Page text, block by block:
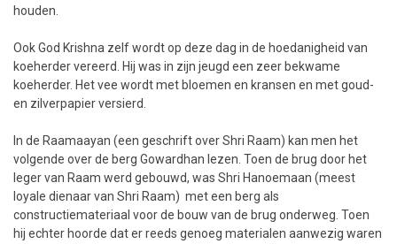
houden.
Ook God Krishna zelf wordt op deze dag in de hoedanigheid van
koeherder vereerd. Hij was in zijn jeugd een zeer bekwame
koeherder. Het vee wordt met bloemen en kransen en met goud-
en zilverpapier versierd.
In de Raamaayan (een geschrift over Shri Raam) kan men het
volgende over de berg Gowardhan lezen. Toen de brug door het
leger van Raam werd gebouwd, was Shri Hanoemaan (meest
loyale dienaar van Shri Raam) met een berg als
constructiemateriaal voor de bouw van de brug onderweg. Toen
hij echter hoorde dat er reeds genoeg materialen aanwezig waren